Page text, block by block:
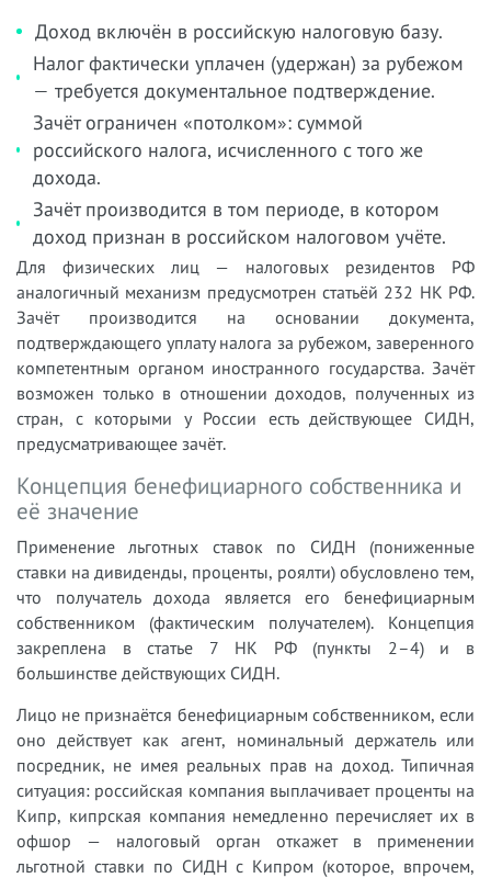
Доход включён в российскую налоговую базу.
Налог фактически уплачен (удержан) за рубежом
— требуется документальное подтверждение.
Зачёт ограничен «потолком»: суммой
российского налога, исчисленного с того же
дохода.
Зачёт производится в том периоде, в котором
доход признан в российском налоговом учёте.
Для физических лиц — налоговых резидентов РФ
аналогичный механизм предусмотрен статьёй 232 НК РФ.
Зачёт производится на основании документа,
подтверждающего уплату налога за рубежом, заверенного
компетентным органом иностранного государства. Зачёт
возможен только в отношении доходов, полученных из
стран, с которыми у России есть действующее СИДН,
предусматривающее зачёт.
Концепция бенефициарного собственника и
её значение
Применение льготных ставок по СИДН (пониженные
ставки на дивиденды, проценты, роялти) обусловлено тем,
что получатель дохода является его бенефициарным
собственником (фактическим получателем). Концепция
закреплена в статье 7 НК РФ (пункты 2–4) и в
большинстве действующих СИДН.
Лицо не признаётся бенефициарным собственником, если
оно действует как агент, номинальный держатель или
посредник, не имея реальных прав на доход. Типичная
ситуация: российская компания выплачивает проценты на
Кипр, кипрская компания немедленно перечисляет их в
офшор — налоговый орган откажет в применении
льготной ставки по СИДН с Кипром (которое, впрочем,